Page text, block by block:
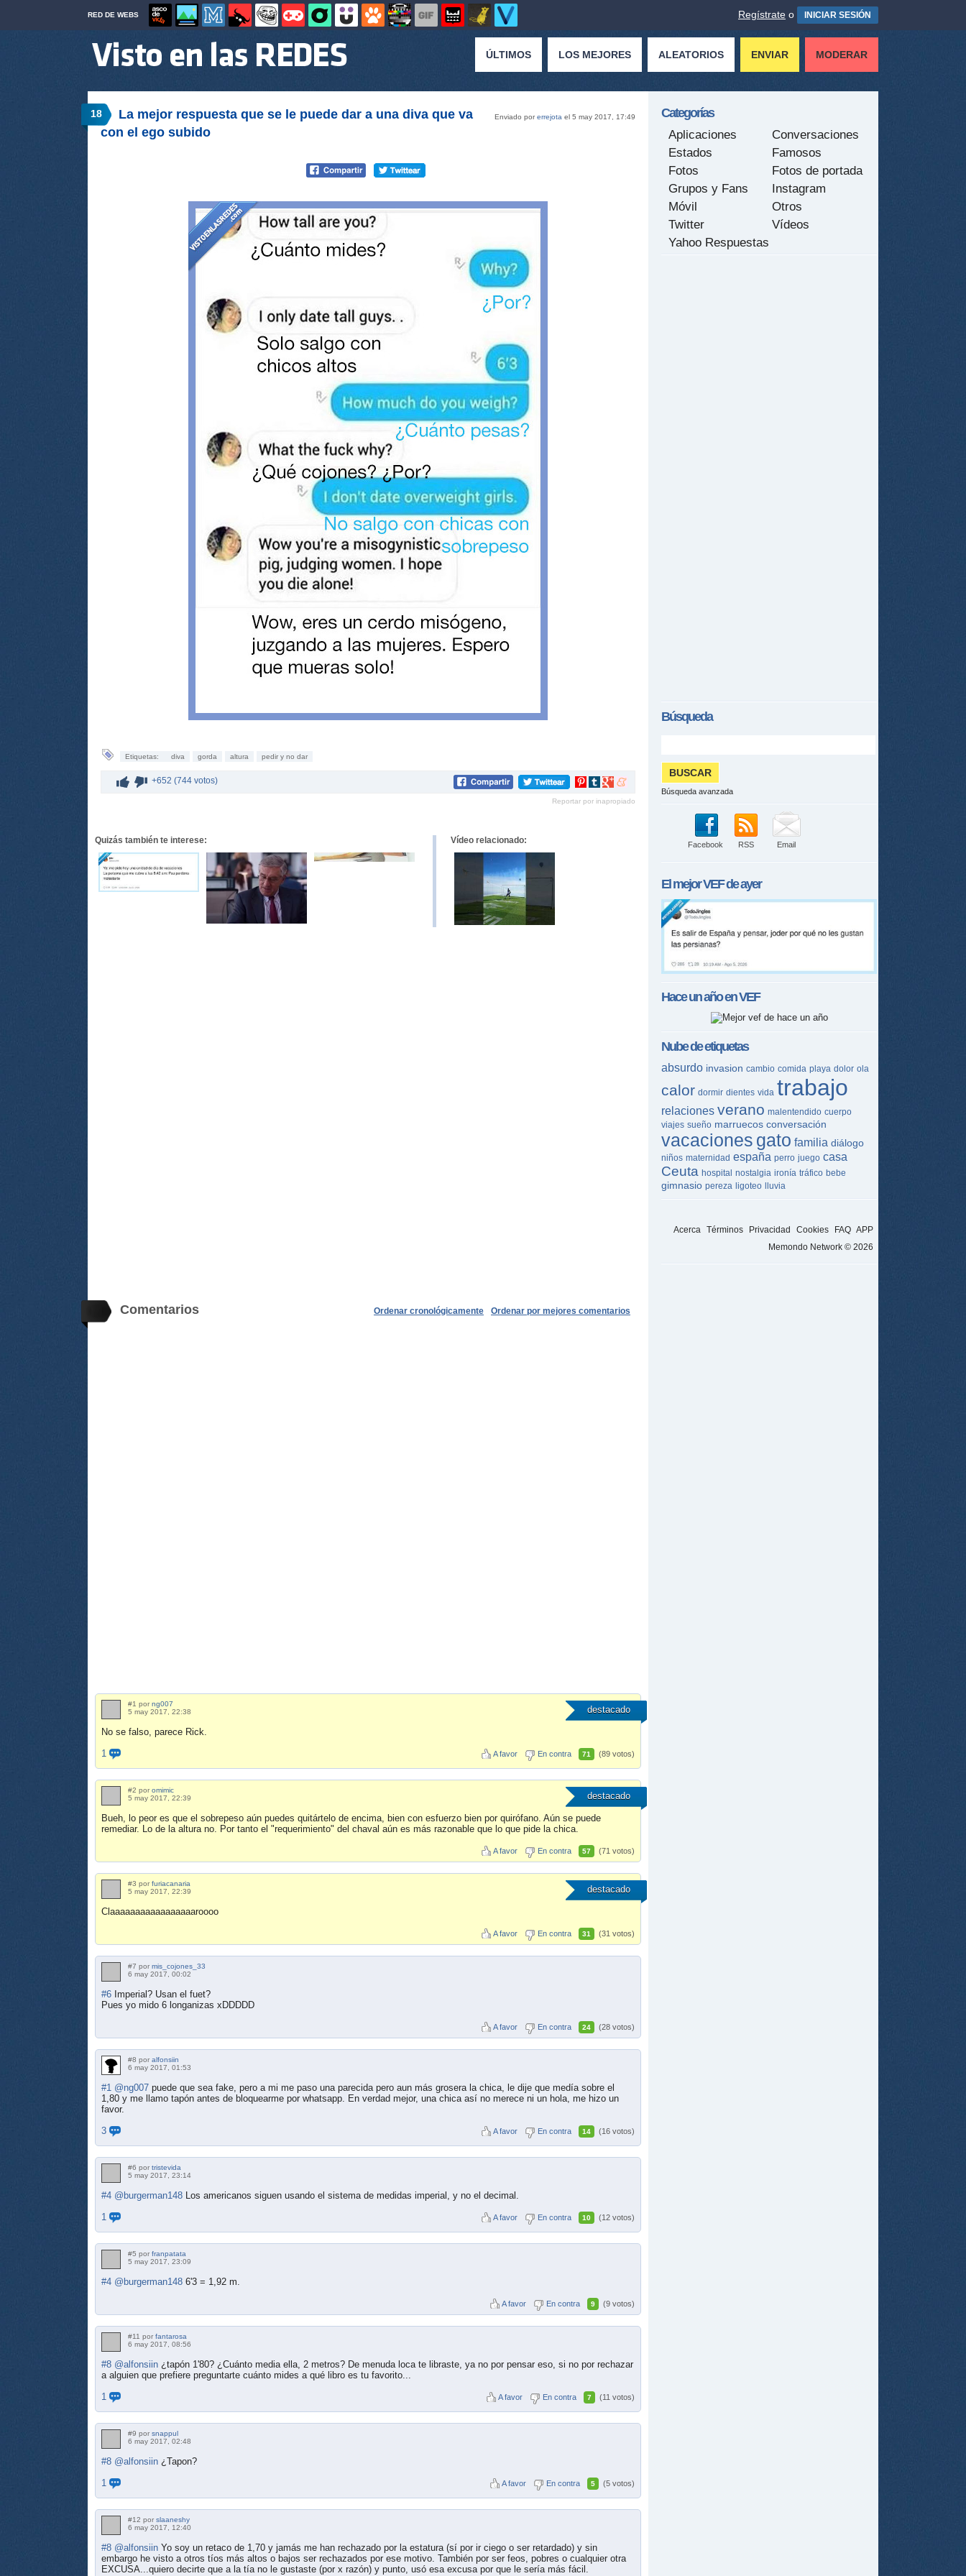
RED DE WEBS Regístrate o INICIAR SESIÓN
ÚLTIMOS LOS MEJORES ALEATORIOS ENVIAR MODERAR
18 Enviado porerrejota el 5 may 2017, 17:49
La mejor respuesta que se le puede dar a una diva que va
con el ego subido
Etiquetas: diva gorda altura pedir y no dar
+652 (744 votos)
Compartir
Pinterest
Compartir
tumblr
Compartir
Google+
Compartir
meneame
Reportar por inapropiado
Quizás también te interese: Vídeo relacionado:
Comentarios Ordenar por mejores comentarios
Ordenar cronológicamente
destacado
#1 por ng007
5 may 2017, 22:38
No se falso, parece Rick.
1
A favor En contra 71 (89 votos)
destacado
#2 por omimic
5 may 2017, 22:39
Bueh, lo peor es que el sobrepeso aún puedes quitártelo de encima, bien con esfuerzo bien por quirófano. Aún se puede
remediar. Lo de la altura no. Por tanto el "requerimiento" del chaval aún es más razonable que lo que pide la chica.
A favor En contra 57 (71 votos)
destacado
#3 por furiacanaria
5 may 2017, 22:39
Claaaaaaaaaaaaaaaaaroooo
A favor En contra 31 (31 votos)
#7 por mis_cojones_33
6 may 2017, 00:02
#6 Imperial? Usan el fuet?
Pues yo mido 6 longanizas xDDDDD
A favor En contra 24 (28 votos)
#8 por alfonsiin
6 may 2017, 01:53
#1 @ng007 puede que sea fake, pero a mi me paso una parecida pero aun más grosera la chica, le dije que medía sobre el
1,80 y me llamo tapón antes de bloquearme por whatsapp. En verdad mejor, una chica así no merece ni un hola, me hizo un
favor.
3
A favor En contra 14 (16 votos)
#6 por tristevida
5 may 2017, 23:14
#4 @burgerman148 Los americanos siguen usando el sistema de medidas imperial, y no el decimal.
1
A favor En contra 10 (12 votos)
#5 por franpatata
5 may 2017, 23:09
#4 @burgerman148 6'3 = 1,92 m.
A favor En contra 9 (9 votos)
#11 por fantarosa
6 may 2017, 08:56
#8 @alfonsiin ¿tapón 1'80? ¿Cuánto media ella, 2 metros? De menuda loca te libraste, ya no por pensar eso, si no por rechazar
a alguien que prefiere preguntarte cuánto mides a qué libro es tu favorito...
1
A favor En contra 7 (11 votos)
#9 por snappul
6 may 2017, 02:48
#8 @alfonsiin ¿Tapon?
1
A favor En contra 5 (5 votos)
#12 por slaaneshy
6 may 2017, 12:40
#8 @alfonsiin Yo soy un retaco de 1,70 y jamás me han rechazado por la estatura (sí por ir ciego o ser retardado) y sin
embargo he visto a otros tíos más altos o bajos ser rechazados por ese motivo. También por ser feos, pobres o cualquier otra
EXCUSA...quiero decirte que a la tía no le gustaste (por x razón) y punto, usó esa excusa por que le sería más fácil.
Categorías
Aplicaciones
Conversaciones
Estados
Famosos
Fotos
Fotos de portada
Grupos y Fans
Instagram
Móvil
Otros
Twitter
Vídeos
Yahoo Respuestas
Búsqueda
Búsqueda avanzada
Facebook RSS Email
El mejorVEFde ayer
Hace un año enVEF
Nube de etiquetas
absurdo invasion cambio comida playa dolor ola
calor dormir dientes vida trabajo
relaciones verano malentendido cuerpo
viajes sueño marruecos conversación
vacaciones gato familia diálogo
niños maternidad españa perro juego casa
Ceuta hospital nostalgia ironía tráfico bebe
gimnasio pereza ligoteo lluvia
Acerca Términos Privacidad Cookies FAQ APP
Memondo Network © 2026